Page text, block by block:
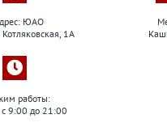
ЮАО
Котляковская, 1А
работы:
9:00 до 21:00